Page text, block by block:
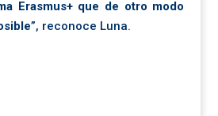
Erasmus+ que de otro modo
”, reconoce Luna.